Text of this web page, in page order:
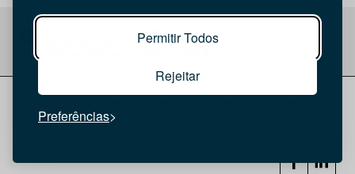
Permitir Todos
Rejeitar
Preferências
Política de privacidade